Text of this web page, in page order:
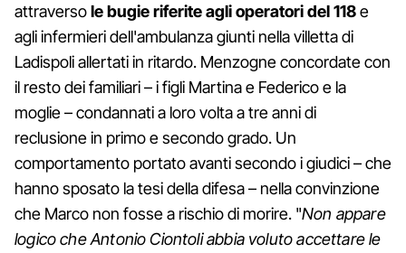
attraversole bugieriferite agli operatori del 118e
agli infermieri dell'ambulanza giunti nella villetta di
Ladispoli allertati in ritardo. Menzogne concordate con
il resto dei familiari – i figli Martina e Federico e la
moglie – condannati a loro volta a tre anni di
reclusione in primo e secondo grado. Un
comportamento portato avanti secondo i giudici – che
hanno sposato la tesi della difesa – nella convinzione
che Marco non fosse a rischio di morire. "Non appare
logico che Antonio Ciontoli abbia voluto accettare le